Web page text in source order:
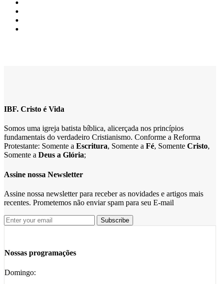
IBF. Cristo é Vida
Somos uma igreja batista bíblica, alicerçada nos princípios
fundamentais do verdadeiro Cristianismo. Conforme a Reforma
Protestante: Somente a Escritura, Somente a Fé, Somente Cristo,
Somente a Deus a Glória;
Assine nossa Newsletter
Assine nossa newsletter para receber as novidades e artigos mais
recentes. Prometemos não enviar spam para seu E-mail
Nossas programações
Domingo: